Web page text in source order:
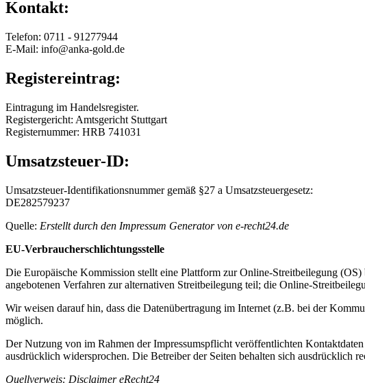
Kontakt:
Telefon: 0711 - 91277944
E-Mail: info@anka-gold.de
Registereintrag:
Eintragung im Handelsregister.
Registergericht: Amtsgericht Stuttgart
Registernummer: HRB 741031
Umsatzsteuer-ID:
Umsatzsteuer-Identifikationsnummer gemäß §27 a Umsatzsteuergesetz:
DE282579237
Quelle: Erstellt durch den Impressum Generator von e-recht24.de
EU-Verbraucherschlichtungsstelle
Die Europäische Kommission stellt eine Plattform zur Online-Streitbeilegung (OS)
angebotenen Verfahren zur alternativen Streitbeilegung teil; die Online-
Wir weisen darauf hin, dass die Datenübertragung im Internet (z.B. bei der
möglich.
Der Nutzung von im Rahmen der Impressumspflicht veröffentlichten
ausdrücklich widersprochen. Die Betreiber der Seiten behalten sich ausdrücklich
Quellverweis: Disclaimer eRecht24